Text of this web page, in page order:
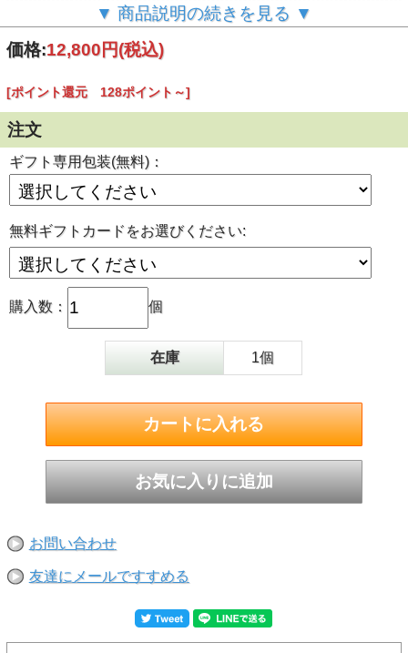
▼ 商品説明の続きを見る ▼
価格:12,800円(税込)
[ポイント還元 128ポイント～]
注文
ギフト専用包装(無料)：
無料ギフトカードをお選びください:
購入数： 個
在庫 1個
お問い合わせ
友達にメールですすめる